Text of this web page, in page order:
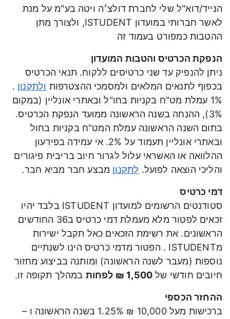
הנייד/דוא"ל שלי לחברת דולצ׳ה ויטה בע"מ על מנת
לאשר חברותי במועדון ISTUDENT, ולצורך מתן
ההטבות כמפורט בעמוד זה
הנפקת הכרטיס והטבות המועדון
ניתן להנפיק עד שני כרטיסים ללקוח. תנאי הכרטיס
בכפוף לתנאים המלאים ולמסמכי ההצטרפות ולתקנון .
1% עמלת מט"ח בקניות בחו"ל ובאתרי אונליין (במקום
3%), ההנחה בשנה הראשונה ממועד הנפקת הכרטיס.
בתום השנה הראשונה עמלת המט"ח בקניות בחול
ובאתרי אונליין תעמוד על 2%. אי עמידה בפירעון
ההלוואה או האשראי עלול לגרור חיוב בריבית פיגורים
והליכי הוצאה לפועל. לתקנון מבצע חבר מביא חבר.
דמי כרטיס
סטודנטים הרשומים למועדון ISTUDENT בלבד יהיו
זכאים לפטור מלא מעמלת דמי כרטיס ב36 החודשים
הראשונים. את רשימת הזכאים כאל תקבל ישירות
מISTUDENT . הפטור מדמי כרטיס הינו לשנתיים
נוספות (מעבר לשנה הראשונה) ומותנה בביצוע מחזור
חיובים חודשי של 1,500 ₪ לפחות במהלך תקופה זו.
ההחזר הכספי
ברכישות מעל 10,000 ₪ 1.25% בשנה הראשונה ו –